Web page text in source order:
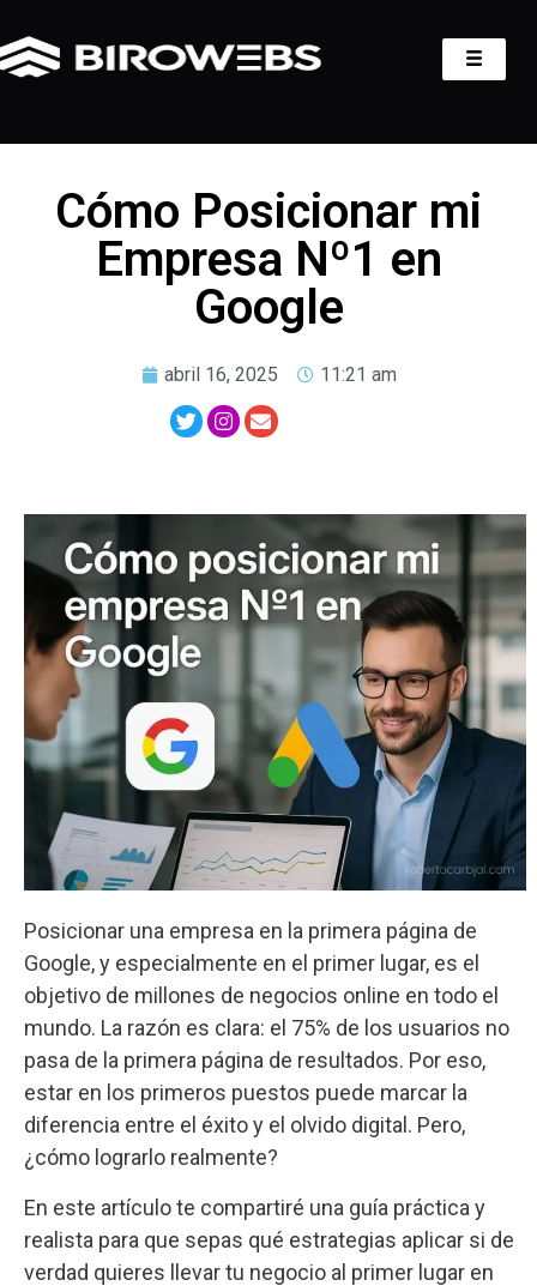
Cómo Posicionar mi
Empresa Nº1 en
Google
abril 16, 2025 11:21 am
Posicionar una empresa en la primera página de
Google, y especialmente en el primer lugar, es el
objetivo de millones de negocios online en todo el
mundo. La razón es clara: el 75% de los usuarios no
pasa de la primera página de resultados. Por eso,
estar en los primeros puestos puede marcar la
diferencia entre el éxito y el olvido digital. Pero,
¿cómo lograrlo realmente?
En este artículo te compartiré una guía práctica y
realista para que sepas qué estrategias aplicar si de
verdad quieres llevar tu negocio al primer lugar en